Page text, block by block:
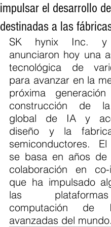
impulsar el desarrollo
destinadas a las
SK hynix Inc. y
anunciaron hoy una
tecnológica de
para avanzar en la
próxima
construcción de
global de IA y
diseño y la
semiconductores.
se basa en años de
colaboración en co-
que ha impulsado
las
computación de
avanzadas del mundo.